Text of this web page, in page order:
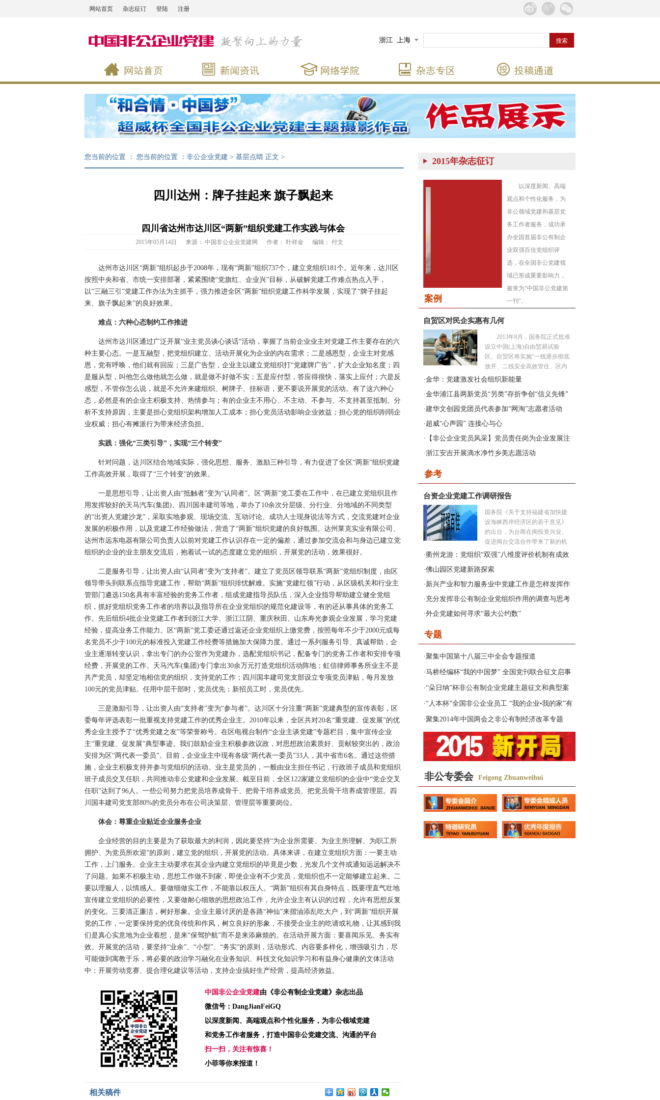
网站首页 杂志征订 登陆 注册
浙江 上海
您当前的位置 ： 您当前的位置 ： 非公企业党建 > 基层点睛 正文 >
四川达州：牌子挂起来 旗子飘起来
四川省达州市达川区“两新”组织党建工作实践与体会
2015年05月14日 来源： 中国非公企业党建网 作者： 叶祥金 编辑： 付文
达州市达川区“两新”组织起步于2008年，现有“两新”组织737个，建立党组织181个。近年来，达川区
按照中央和省、市统一安排部署，紧紧围绕“党旗红、企业兴”目标，从破解党建工作难点热点入手，
以“三融三引”党建工作办法为主抓手，强力推进全区“两新”组织党建工作科学发展，实现了“牌子挂起
来、旗子飘起来”的良好效果。
难点：六种心态制约工作推进
达州市达川区通过广泛开展“业主党员谈心谈话”活动，掌握了当前企业业主对党建工作主要存在的六
种主要心态。一是互融型，把党组织建立、活动开展化为企业的内在需求；二是感恩型，企业主对党感
恩，党有呼唤，他们就有回应；三是广告型，企业主以建立党组织打“党建牌广告”，扩大企业知名度；四
是服从型，叫他怎么做他就怎么做，就是做不好做不实；五是应付型，答应得很快，落实上应付；六是反
感型，不管你怎么说，就是不允许来建组织、树牌子、挂标语，更不要说开展党的活动。有了这六种心
态，必然是有的企业主积极支持、热情参与；有的企业主不用心、不主动、不参与、不支持甚至抵制。分
析不支持原因，主要是担心党组织架构增加人工成本；担心党员活动影响企业效益；担心党的组织削弱企
业权威；担心有摊派行为带来经济负担。
实践：强化“三类引导”，实现“三个转变”
针对问题，达川区结合地域实际，强化思想、服务、激励三种引导，有力促进了全区“两新”组织党建
工作高效开展，取得了“三个转变”的效果。
一是思想引导，让出资人由“抵触者”变为“认同者”。区“两新”党工委在工作中，在已建立党组织且作
用发挥较好的天马汽车(集团)、四川国丰建司等地，举办了10余次分层级、分行业、分地域的不同类型
的“出资人党建沙龙”，采取实地参观、现场交流、互动讨论、成功人士现身说法等方式，交流党建对企业
发展的积极作用，以及党建工作经验做法，营造了“两新”组织党建的良好氛围。达州莱克实业有限公司、
达州市远东电器有限公司负责人以前对党建工作认识存在一定的偏差，通过参加交流会和与身边已建立党
组织的企业的业主朋友交流后，抱着试一试的态度建立党的组织，开展党的活动，效果很好。
二是服务引导，让出资人由“认同者”变为“支持者”。建立了党员区领导联系“两新”党组织制度，由区
领导带头到联系点指导党建工作，帮助“两新”组织排忧解难。实施“党建红领”行动，从区级机关和行业主
管部门遴选150名具有丰富经验的党务工作者，组成党建指导员队伍，深入企业指导帮助建立健全党组
织，抓好党组织党务工作者的培养以及指导所在企业党组织的规范化建设等，有的还从事具体的党务工
作。先后组织4批企业党建工作者到浙江大学、浙江江阴、重庆秋田、山东寿光参观企业发展，学习党建
经验，提高业务工作能力。区“两新”党工委还通过返还企业党组织上缴党费，按照每年不少于2000元或每
名党员不少于100元的标准投入党建工作经费等措施加大保障力度。通过一系列服务引导、真诚帮助，企
业主逐渐转变认识，拿出专门的办公室作为党建办，选配党组织书记，配备专门的党务工作者和安排专项
经费，开展党的工作。天马汽车(集团)专门拿出30余万元打造党组织活动阵地；虹信律师事务所业主不是
共产党员，却坚定地相信党的组织，支持党的工作；四川国丰建司党支部设立专项党员津贴，每月发放
100元的党员津贴。任用中层干部时，党员优先；新招员工时，党员优先。
三是激励引导，让出资人由“支持者”变为“参与者”。达川区十分注重“两新”党建典型的宣传表彰，区
委每年评选表彰一批重视支持党建工作的优秀企业主。2010年以来，全区共对20名“重党建、促发展”的优
秀企业主授予了“优秀党建之友”等荣誉称号。在区电视台制作“企业主谈党建”专题栏目，集中宣传企业
主“重党建、促发展”典型事迹。我们鼓励企业主积极参政议政，对思想政治素质好、贡献较突出的，政治
安排为区“两代表一委员”。目前，企业业主中现有各级“两代表一委员”33人，其中省市6名。通过这些措
施，企业主积极支持并参与党组织的活动。业主是党员的，一般由业主担任书记，行政班子成员和党组织
班子成员交叉任职，共同推动非公党建和企业发展。截至目前，全区122家建立党组织的企业中“党企交叉
任职”达到了96人。一些公司努力把党员培养成骨干、把骨干培养成党员、把党员骨干培养成管理层。四
川国丰建司党支部80%的党员分布在公司决策层、管理层等重要岗位。
体会：尊重企业贴近企业服务企业
企业经营的目的主要是为了获取最大的利润，因此要坚持“为企业所需要、为业主所理解、为职工所
拥护、为党员所欢迎”的原则，建立党的组织，开展党的活动。具体来讲，在建立党组织方面：一要主动
工作，上门服务。企业主主动要求在其企业内建立党组织的毕竟是少数，光发几个文件或通知远远解决不
了问题。如果不积极主动，思想工作做不到家，即使企业有不少党员，党组织也不一定能够建立起来。二
要以理服人，以情感人。要做细做实工作，不能靠以权压人。“两新”组织有其自身特点，既要理直气壮地
宣传建立党组织的必要性，又要做耐心细致的思想政治工作，允许企业主有认识的过程，允许有思想反复
的变化。三要清正廉洁，树好形象。企业主最讨厌的是各路“神仙”来揩油添乱吃大户，到“两新”组织开展
党的工作，一定要保持党的优良传统和作风，树立良好的形象，不接受企业主的吃请或礼物，让其感到我
们是真心实意地为企业着想，是来“保驾护航”而不是来添麻烦的。在活动开展方面：要喜闻乐见、务实有
效。开展党的活动，要坚持“业余”、“小型”、“务实”的原则，活动形式、内容要多样化，增强吸引力，尽
可能做到寓教于乐，将必要的政治学习融化在业务知识、科技文化知识学习和有益身心健康的文体活动
中；开展劳动竞赛、提合理化建议等活动，支持企业搞好生产经营，提高经济效益。
中国非公企业党建由《非公有制企业党建》杂志出品
微信号：DangJianFeiGQ
以深度新闻、高端观点和个性化服务，为非公领域党建
和党务工作者服务，打造中国非公党建交流、沟通的平台
扫一扫，关注有惊喜！
小菲等你来报道！
相关稿件
2015年杂志征订
以深度新闻、高端
观点和个性化服务，为
非公领域党建和基层党
务工作者服务，成功承
办全国首届非公有制企
业双强百佳党组织评
选，在全国非公党建领
域已形成重要影响力，
被誉为“中国非公党建第
一刊”。
2015年第五期
《非公有制企业党建》
2015年第三期
《非公有制企业党建》
2015年第六期
《非公有制企业党建》
案例
自贸区对民企实惠有几何
2013年8月，国务院正式批准
设立中国(上海)自由贸易试验
区。自贸区将实施“一线逐步彻底
放开、二线安全高效管住、区内
货物自由流动”的创新监管服务模
·金华：党建激发社会组织新能量
·金华浦江县两新党员“另类”存折争创“信义先锋”
·建华文创园党团员代表参加“网淘”志愿者活动
· 超威“心声园” 连接心与心
·
【非公企业党员风采】党员责任岗为企业发展注
入强大动力
·浙江安吉开展滴水净竹乡美志愿活动
参考
台资企业党建工作调研报告
国务院《关于支持福建省加快建
设海峡西岸经济区的若干意见》
的出台，为台商在闽投资兴业、
促进闽台交流合作带来了新的机
遇。截至今年10月，我省累计批
218.48亿美元，实际到资177.52亿
美元。现有台资企业5000多家...
·衢州龙游：党组织“双强”八维度评价机制有成效
·佛山园区党建新路探索
· 新兴产业和智力服务业中党建工作是怎样发挥作
用的？
· 充分发挥非公有制企业党组织作用的调查与思考
·外企党建如何寻求“最大公约数”
专题
·聚集中国第十八届三中全会专题报道
·马桥经编杯“我的中国梦” 全国党刊联合征文启事
·“朵日纳”杯非公有制企业党建主题征文和典型案
例评选活动启事
·“人本杯”全国非公企业员工 “我的企业•我的家”有
奖征文获奖作品
·聚集2014年中国两会之非公有制经济改革专题
非公专委会 Feigong Zhuanweihui